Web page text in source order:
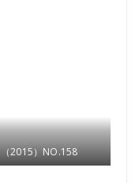
（2015）NO.158